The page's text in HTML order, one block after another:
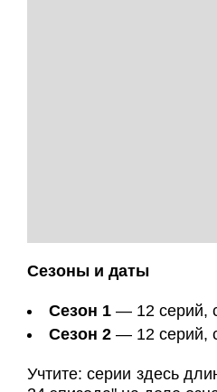
Сезоны и даты
Сезон 1 — 12 серий,
Сезон 2 — 12 серий,
Учтите: серии здесь